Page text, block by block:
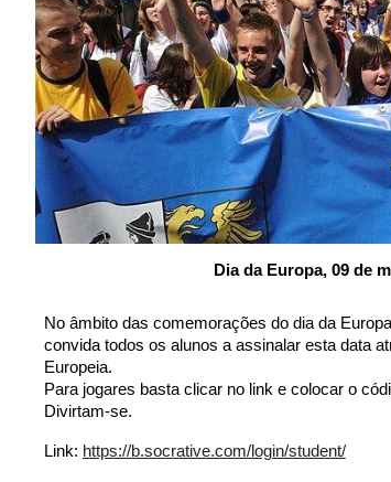
Dia da Europa, 09 de
No âmbito das comemorações do dia da
convida todos os alunos a assinalar esta data
Europeia.
Para jogares basta clicar no link e colocar o
Divirtam-se.
Link: https://b.socrative.com/login/student/